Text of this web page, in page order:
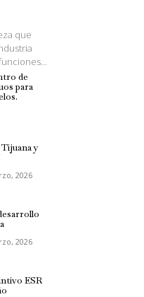
que
de
para
y
2026
2026
ESR